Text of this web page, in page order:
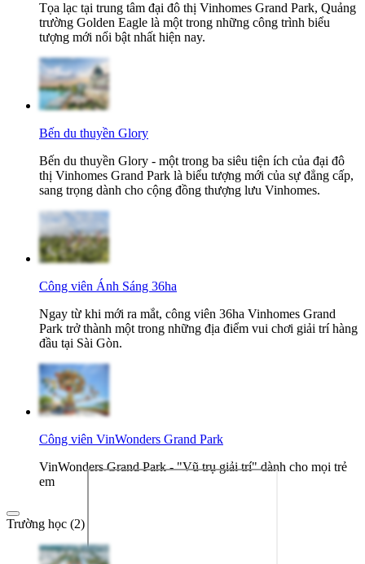
Tọa lạc tại trung tâm đại đô thị Vinhomes Grand Park, Quảng
trường Golden Eagle là một trong những công trình biểu
tượng mới nổi bật nhất hiện nay.
Bến du thuyền Glory
Bến du thuyền Glory - một trong ba siêu tiện ích của đại đô
thị Vinhomes Grand Park là biểu tượng mới của sự đẳng cấp,
sang trọng dành cho cộng đồng thượng lưu Vinhomes.
Công viên Ánh Sáng 36ha
Ngay từ khi mới ra mắt, công viên 36ha Vinhomes Grand
Park trở thành một trong những địa điểm vui chơi giải trí hàng
đầu tại Sài Gòn.
Công viên VinWonders Grand Park
VinWonders Grand Park - "Vũ trụ giải trí" dành cho mọi trẻ
em
Trường học (2)